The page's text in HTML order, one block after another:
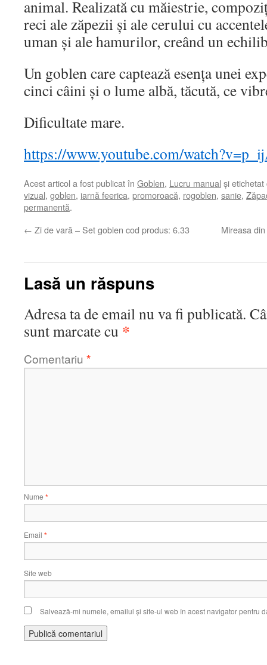
animal. Realizată cu măiestrie,
reci ale zăpezii și ale cerului cu
uman și ale hamurilor, creând un
Un goblen care captează esența unei
cinci câini și o lume albă, tăcută, ce
Dificultate mare.
https://www.youtube.com/
Acest articol a fost publicat în Goblen, Lucru manual și
vizual, goblen, iarnă feerica, promoroacă, rogoblen, sanie,
permanentă.
← Zi de vară – Set goblen cod produs: 6.33 Mireasa
Lasă un răspuns
Adresa ta de email nu va fi publicată.
sunt marcate cu *
Comentariu *
Nume *
Email *
Site web
Salvează-mi numele, emailul și site-ul web în acest navigator pentru